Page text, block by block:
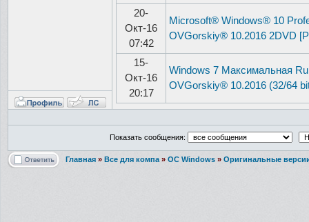
20-
Окт-16
07:42
Microsoft® Windows® 10
OVGorskiy® 10.2016 2DVD
15-
Окт-16
20:17
Windows 7 Максимальная
OVGorskiy® 10.2016 (32/64
Показать сообщения:
Главная » Все для компа » ОС Windows » Оригинальные